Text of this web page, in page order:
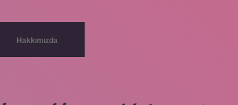
Hakkımızda